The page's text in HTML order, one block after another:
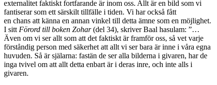
externalitet faktiskt fortfarande är inom oss. Allt är en bild som vi
fantiserar som ett särskilt tillfälle i tiden. Vi har också fått
en chans att känna en annan vinkel till detta ämne som en möjlighet.
I sitt Förord till boken Zohar(del 34), skriver Baal hasulam: ”…
Även om vi ser allt som att det faktiskt är framför oss, så vet varje
förståndig person med säkerhet att allt vi ser bara är inne i våra egna
huvuden. Så är själarna: fastän de ser alla bilderna i givaren, har de
inga tvivel om att allt detta enbart är i deras inre, och inte alls i
givaren.